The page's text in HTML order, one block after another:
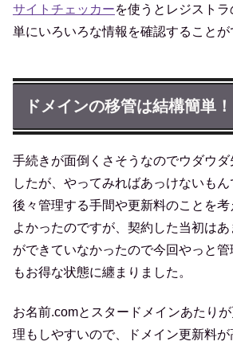
サイトチェッカーを使うとレジスト
単にいろいろな情報を確認することが
ドメインの移管は結構簡単！
手続きが面倒くさそうなのでウダウダ
したが、やってみればあっけないも
後々管理する手間や更新料のことを
よかったのですが、契約した当初は
ができていなかったので今回やっと
もお得な状態に纏まりました。
お名前.comとスタードメインあたり
理もしやすいので、ドメイン更新料